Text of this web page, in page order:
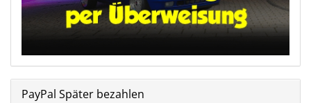
PayPal Später bezahlen